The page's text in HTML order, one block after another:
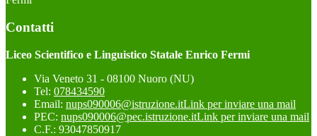
Contatti
Liceo Scientifico e Linguistico Statale Enrico Fermi
Via Veneto 31 - 08100 Nuoro (NU)
Tel: 078434590
Email: nups090006@istruzione.itLink per inviare una mail
PEC: nups090006@pec.istruzione.itLink per inviare una mail
C.F.: 93047850917